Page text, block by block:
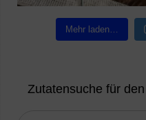
Mehr laden…
Zutatensuche für